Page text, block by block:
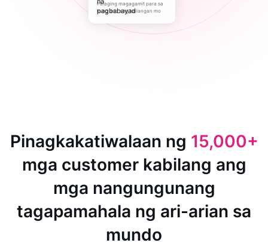
Palaging magagamit para sa
kung ano ang kailangan mo
Pinagkakatiwalaan ng 15,000+
mga customer kabilang ang
mga nangungunang
tagapamahala ng ari-arian sa
mundo